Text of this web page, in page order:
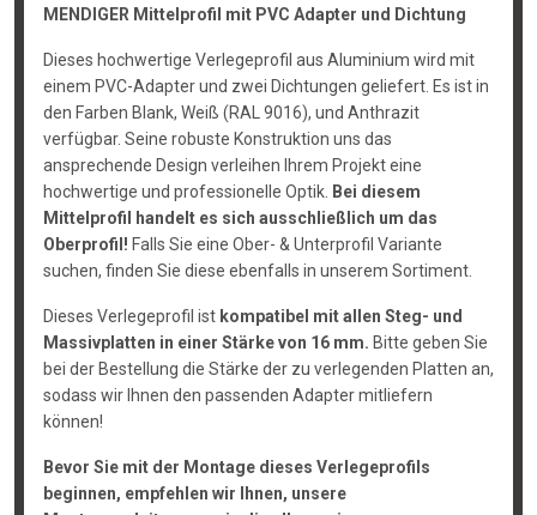
MENDIGER Mittelprofil mit PVC Adapter und Dichtung
Dieses hochwertige Verlegeprofil aus Aluminium wird mit
einem PVC-Adapter und zwei Dichtungen geliefert. Es ist in
den Farben Blank, Weiß (RAL 9016), und Anthrazit
verfügbar. Seine robuste Konstruktion uns das
ansprechende Design verleihen Ihrem Projekt eine
hochwertige und professionelle Optik. Bei diesem
Mittelprofil handelt es sich ausschließlich um das
Oberprofil! Falls Sie eine Ober- & Unterprofil Variante
suchen, finden Sie diese ebenfalls in unserem Sortiment.
Dieses Verlegeprofil ist kompatibel mit allen Steg- und
Massivplatten in einer Stärke von 16 mm. Bitte geben Sie
bei der Bestellung die Stärke der zu verlegenden Platten an,
sodass wir Ihnen den passenden Adapter mitliefern
können!
Bevor Sie mit der Montage dieses Verlegeprofils
beginnen, empfehlen wir Ihnen, unsere